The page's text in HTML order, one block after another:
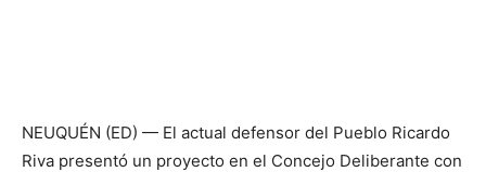
NEUQUÉN (ED) — El actual defensor del Pueblo Ricardo
Riva presentó un proyecto en el Concejo Deliberante con